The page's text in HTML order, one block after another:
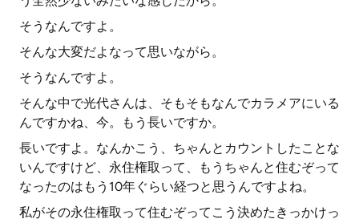
そうなんですよ。
そんな大変だよなって思いながら。
そうなんですよ。
そんな中で光代さんは、そもそもなんでカラメアにいる
んですかね、今。もう長いですか。
長いですよ。なんかこう、ちゃんとカウントしたことな
いんですけど、永住権取って、もうちゃんと住むぞって
なったのはもう10年ぐらい経つと思うんですよね。
私がその永住権取って住むぞってこう決めたきっかけっ